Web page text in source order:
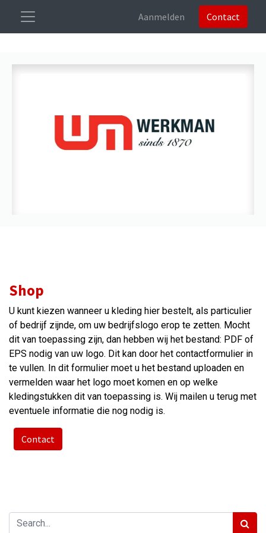
Aanmelden Contact
Shop
U kunt kiezen wanneer u kleding hier bestelt, als particulier
of bedrijf zijnde, om uw bedrijfslogo erop te zetten. Mocht
dit van toepassing zijn, dan hebben wij het bestand: PDF of
EPS nodig van uw logo. Dit kan door het contactformulier in
te vullen. In dit formulier moet u het bestand uploaden en
vermelden waar het logo moet komen en op welke
kledingstukken dit van toepassing is. Wij mailen u terug met
eventuele informatie die nog nodig is.
Contact